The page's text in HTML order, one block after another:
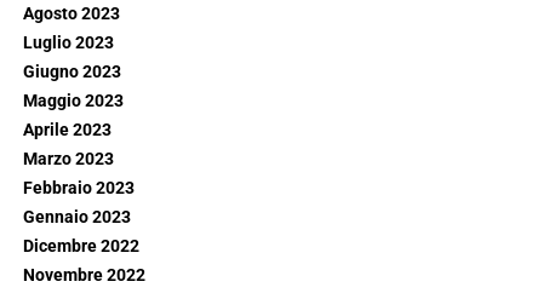
Agosto 2023
Luglio 2023
Giugno 2023
Maggio 2023
Aprile 2023
Marzo 2023
Febbraio 2023
Gennaio 2023
Dicembre 2022
Novembre 2022